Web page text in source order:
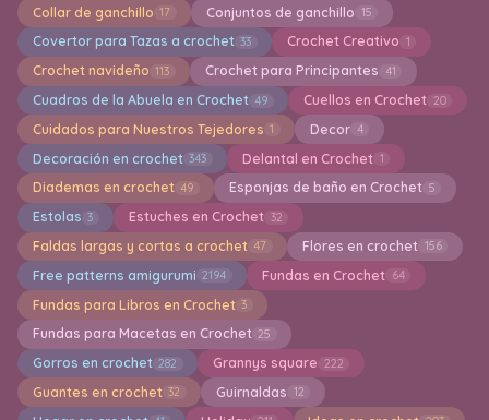
Collar de ganchillo 17 Conjuntos de ganchillo 15
Covertor para Tazas a crochet 33 Crochet Creativo 1
Crochet navideño 113 Crochet para Principantes 41
Cuadros de la Abuela en Crochet 49 Cuellos en Crochet 20
Cuidados para Nuestros Tejedores 1 Decor 4
Decoración en crochet 343 Delantal en Crochet 1
Diademas en crochet 49 Esponjas de baño en Crochet 5
Estolas 3 Estuches en Crochet 32
Faldas largas y cortas a crochet 47 Flores en crochet 156
Free patterns amigurumi 2194 Fundas en Crochet 64
Fundas para Libros en Crochet 3
Fundas para Macetas en Crochet 25
Gorros en crochet 282 Grannys square 222
Guantes en crochet 32 Guirnaldas 12